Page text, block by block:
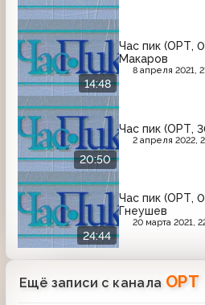
14:48
Час пик (ОРТ,
Макаров
8 апреля 2021,
20:50
Час пик (ОРТ,
2 апреля 2022,
24:44
Час пик (ОРТ,
Гнеушев
20 марта 2021,
Ещё записи с канала ОРТ